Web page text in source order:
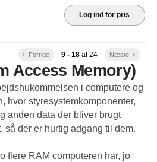
Log ind for pris
keyboard_arrow_left Forrige 9 - 18af24 Næste keyboard_arrow_right
Access Memory)
i computere og
hvor styresystemkomponenter,
anden data der bliver brugt
så der er hurtig adgang til dem.
flere RAM computeren har, jo